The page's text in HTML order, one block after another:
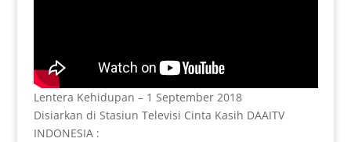
Lentera Kehidupan – 1 September 2018
Disiarkan di Stasiun Televisi Cinta Kasih DAAITV
INDONESIA :